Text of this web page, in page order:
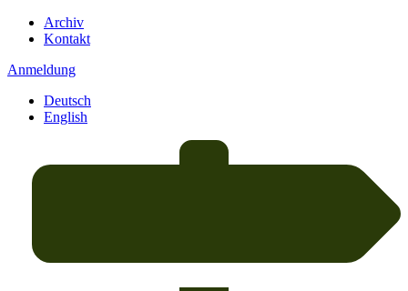
Archiv
Kontakt
Anmeldung
Deutsch
English